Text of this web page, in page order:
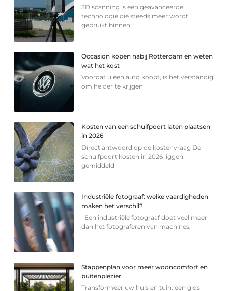
3D scanning is een geavanceerde
technologie die steeds meer wordt
gebruikt binnen
Occasion kopen nabij Rotterdam en weten
wat het kost
Voordat u een auto koopt, is het verstandig
om helder te krijgen
Kosten van een schuifpoort laten plaatsen
in 2026
Direct antwoord op de kostenvraag De
schuifpoort kosten in 2026 liggen
gemiddeld
Industriële fotograaf: welke vaardigheden
maken het verschil?
Een industriële fotograaf doet veel meer
dan het fotograferen van machines,
Stappenplan voor meer wooncomfort en
buitenplezier
Transformeer uw huis en tuin: een gids